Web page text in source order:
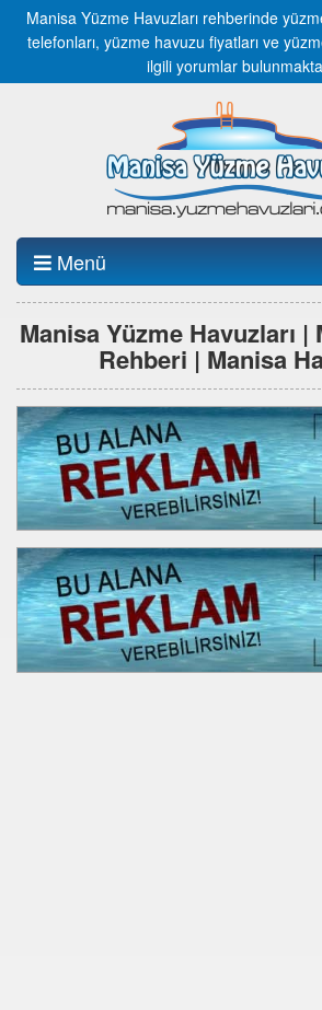
Manisa Yüzme Havuzları rehberinde
telefonları, yüzme havuzu fiyatları ve
ilgili yorumlar
Menü
Manisa Yüzme Havuzları |
Rehberi | Manisa